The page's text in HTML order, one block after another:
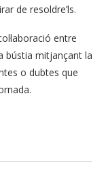
de resoldre’ls.
entre
bústia mitjançant la
o dubtes que